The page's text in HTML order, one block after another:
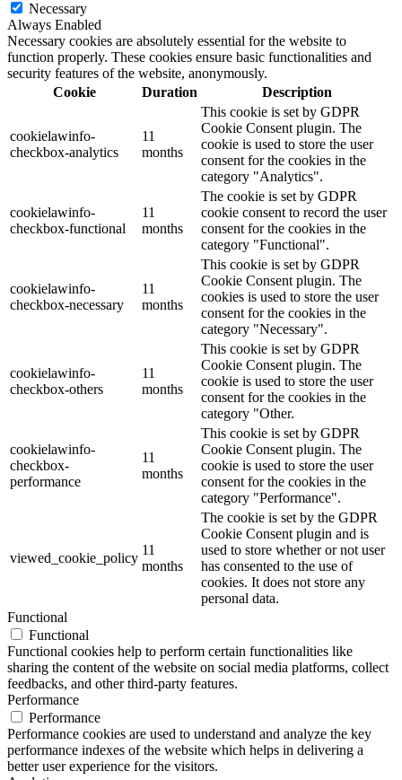
Necessary
Always Enabled
Necessary cookies are absolutely essential for the website to
function properly. These cookies ensure basic functionalities and
security features of the website, anonymously.
Cookie
Duration Description
cookielawinfo-
checkbox-analytics
11
months
This cookie is set by GDPR
Cookie Consent plugin. The
cookie is used to store the user
consent for the cookies in the
category "Analytics".
cookielawinfo-
checkbox-functional
11
months
The cookie is set by GDPR
cookie consent to record the user
consent for the cookies in the
category "Functional".
cookielawinfo-
checkbox-necessary
11
months
This cookie is set by GDPR
Cookie Consent plugin. The
cookies is used to store the user
consent for the cookies in the
category "Necessary".
cookielawinfo-
checkbox-others
11
months
This cookie is set by GDPR
Cookie Consent plugin. The
cookie is used to store the user
consent for the cookies in the
category "Other.
cookielawinfo-
checkbox-
performance
11
months
This cookie is set by GDPR
Cookie Consent plugin. The
cookie is used to store the user
consent for the cookies in the
category "Performance".
viewed_cookie_policy
11
months
The cookie is set by the GDPR
Cookie Consent plugin and is
used to store whether or not user
has consented to the use of
cookies. It does not store any
personal data.
Functional
Functional
Functional cookies help to perform certain functionalities like
sharing the content of the website on social media platforms, collect
feedbacks, and other third-party features.
Performance
Performance
Performance cookies are used to understand and analyze the key
performance indexes of the website which helps in delivering a
better user experience for the visitors.